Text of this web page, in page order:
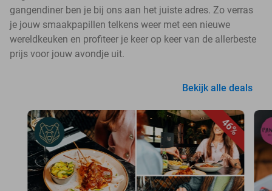
gangendiner ben je bij ons aan het juiste adres. Zo verras
je jouw smaakpapillen telkens weer met een nieuwe
wereldkeuken en profiteer je keer op keer van de allerbeste
prijs voor jouw avondje uit.
Bekijk alle deals
46%